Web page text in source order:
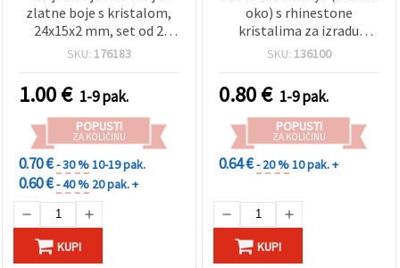
zlatne boje s kristalom,
24x15x2 mm, set od 2
kom, za božićne
SKU: 176183
1.00€ 1-9 pak.
POPUSTI
ZA KOLIČINU
0.70 €- 30 %10-19 pak.
0.60 €- 40 % 20 pak. +
KUPI
oko) s rhinestone
kristalima za izradu
nakita, metalna legura,
ušice, 20x8.5x3 mm, rupa
1.5 mm, 2 kom
SKU: 136100
0.80€ 1-9 pak.
POPUSTI
ZA KOLIČINU
0.64 €- 20 %10 pak. +
KUPI